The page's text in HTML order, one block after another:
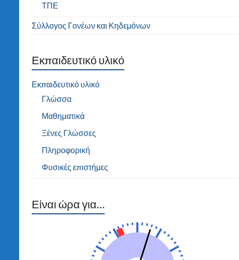
ΤΠΕ
Σύλλογος Γονέων και Κηδεμόνων
Εκπαιδευτικό υλικό
Εκπαιδευτικό υλικό
Γλώσσα
Μαθηματικά
Ξένες Γλώσσες
Πληροφορική
Φυσικές επιστήμες
Είναι ώρα για…